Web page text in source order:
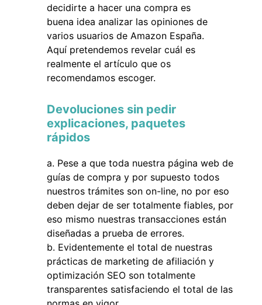
decidirte a hacer una compra es
buena idea analizar las opiniones de
varios usuarios de Amazon España.
Aquí pretendemos revelar cuál es
realmente el artículo que os
recomendamos escoger.
Devoluciones sin pedir
explicaciones, paquetes
rápidos
Pese a que toda nuestra página web de
guías de compra y por supuesto todos
nuestros trámites son on-line, no por eso
deben dejar de ser totalmente fiables, por
eso mismo nuestras transacciones están
diseñadas a prueba de errores.
Evidentemente el total de nuestras
prácticas de marketing de afiliación y
optimización SEO son totalmente
transparentes satisfaciendo el total de las